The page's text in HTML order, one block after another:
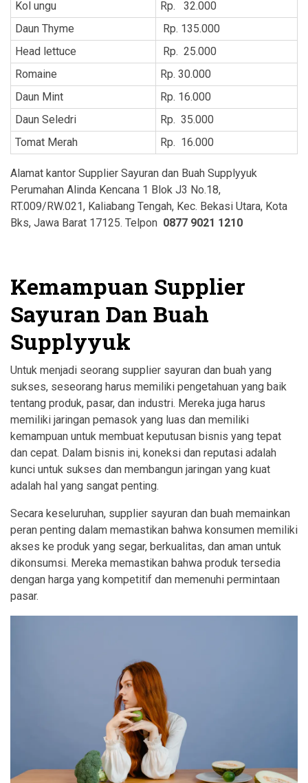
Kol ungu
Rp. 32.000
Daun Thyme
Rp. 135.000
Head lettuce
Rp. 25.000
Romaine
Rp. 30.000
Daun Mint
Rp. 16.000
Daun Seledri
Rp. 35.000
Tomat Merah
Rp. 16.000
Alamat kantor Supplier Sayuran dan Buah Supplyyuk
Perumahan Alinda Kencana 1 Blok J3 No.18,
RT.009/RW.021, Kaliabang Tengah, Kec. Bekasi Utara, Kota
Bks, Jawa Barat 17125. Telpon 0877 9021 1210
Kemampuan Supplier
Sayuran Dan Buah
Supplyyuk
Untuk menjadi seorang supplier sayuran dan buah yang
sukses, seseorang harus memiliki pengetahuan yang baik
tentang produk, pasar, dan industri. Mereka juga harus
memiliki jaringan pemasok yang luas dan memiliki
kemampuan untuk membuat keputusan bisnis yang tepat
dan cepat. Dalam bisnis ini, koneksi dan reputasi adalah
kunci untuk sukses dan membangun jaringan yang kuat
adalah hal yang sangat penting.
Secara keseluruhan, supplier sayuran dan buah memainkan
peran penting dalam memastikan bahwa konsumen memiliki
akses ke produk yang segar, berkualitas, dan aman untuk
dikonsumsi. Mereka memastikan bahwa produk tersedia
dengan harga yang kompetitif dan memenuhi permintaan
pasar.